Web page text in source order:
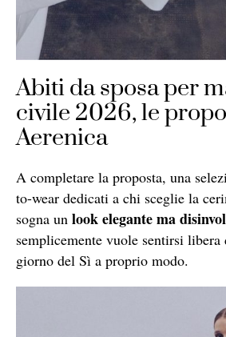
Abiti da sposa per
civile 2026, le
Aerenica
A completare la proposta, una
to-wear dedicati a chi sceglie la
sogna un look elegante ma
semplicemente vuole sentirsi
giorno del Sì a proprio modo.